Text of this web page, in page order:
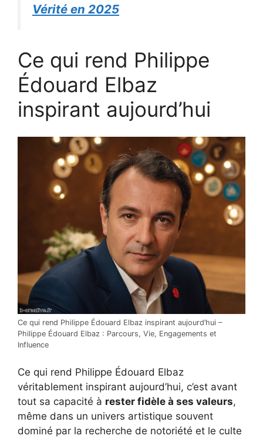
Vérité en 2025
Ce qui rend Philippe
Édouard Elbaz
inspirant aujourd’hui
Ce qui rend Philippe Édouard Elbaz inspirant aujourd’hui –
Philippe Édouard Elbaz : Parcours, Vie, Engagements et
Influence
Ce qui rend Philippe Édouard Elbaz
véritablement inspirant aujourd’hui, c’est avant
tout sa capacité à rester fidèle à ses valeurs,
même dans un univers artistique souvent
dominé par la recherche de notoriété et le culte